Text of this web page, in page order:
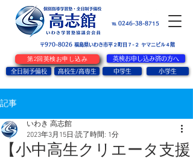
℡ 0246-38-8715
〒970-8026 ​福島県いわき市平２町目７-２ ヤマニビル４階
全日制予備校 高校生/高専生 中学生 小学生
英検お申し込み済の方へ
第2回英検お申し込み
記事
【小中高生クリエータ支援
いわき 高志館
2023年3月15日 読了時間: 1分